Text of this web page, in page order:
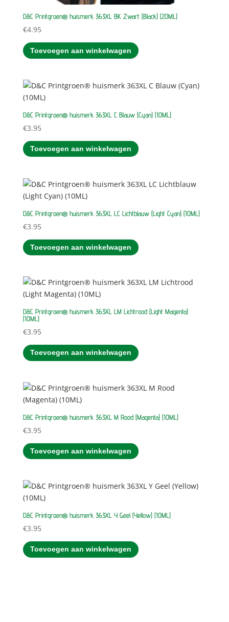
D&C Printgroen® huismerk 363XL BK Zwart (Black) (20ML)
€4.95
Toevoegen aan winkelwagen
D&C Printgroen® huismerk 363XL C Blauw (Cyan) (10ML)
€3.95
Toevoegen aan winkelwagen
D&C Printgroen® huismerk 363XL LC Lichtblauw (Light Cyan) (10ML)
€3.95
Toevoegen aan winkelwagen
D&C Printgroen® huismerk 363XL LM Lichtrood (Light Magenta)
(10ML)
€3.95
Toevoegen aan winkelwagen
D&C Printgroen® huismerk 363XL M Rood (Magenta) (10ML)
€3.95
Toevoegen aan winkelwagen
D&C Printgroen® huismerk 363XL Y Geel (Yellow) (10ML)
€3.95
Toevoegen aan winkelwagen